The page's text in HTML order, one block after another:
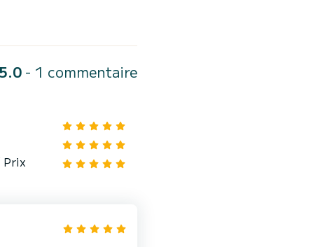
5.0 - 1 commentaire